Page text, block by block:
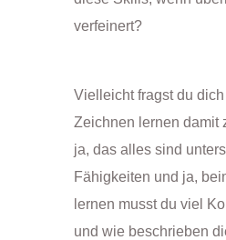
verfeinert?
Vielleicht fragst du
Zeichnen lernen damit
ja, das alles sind
Fähigkeiten und ja,
lernen musst du viel
und wie beschrieben